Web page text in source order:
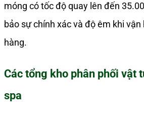
móng có tốc độ quay lên đến
bảo sự chính xác và độ êm khi
hàng.
Các tổng kho phân phối vật
spa